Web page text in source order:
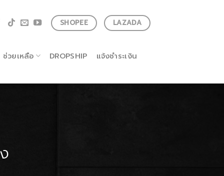
SHOPEE LAZADA
ช่วยเหลือ DROPSHIP
แจ้งชำระเงิน